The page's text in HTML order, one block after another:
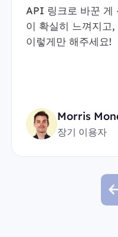
API 링크로 바꾼 게
이 확실히 느껴지고
이렇게만 해주세요!
Morris
장기 이용자